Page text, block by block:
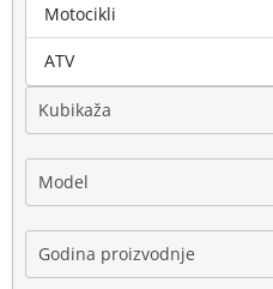
Marka
Kubikaža
Model
Godina proizvodnje
Motocikli
ATV